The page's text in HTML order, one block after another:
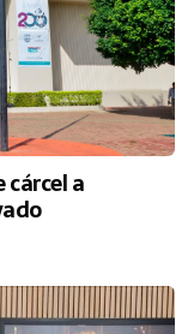
cárcel a